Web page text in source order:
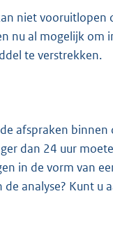
niet
nu al mogelijk om
te verstrekken.
afspraken
dan 24 uur
in de vorm van
analyse? Kunt u